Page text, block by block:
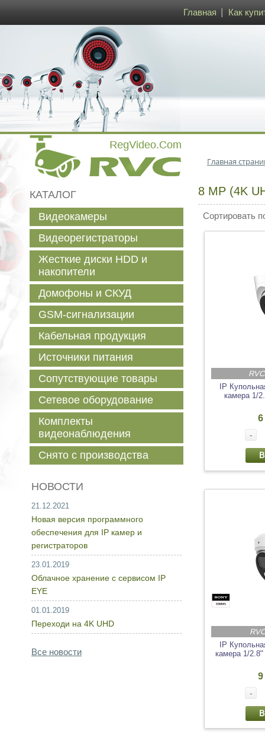
Главная Как
Главная
8 MP (4K
Сортировать
IP
камера 1/
6
-
IP
камера 1/
9
-
КАТАЛОГ
Видеокамеры
Видеорегистраторы
Жесткие диски HDD и
накопители
Домофоны и СКУД
GSM-сигнализации
Кабельная продукция
Источники питания
Сопутствующие товары
Сетевое оборудование
Комплекты
видеонаблюдения
Снято с производства
НОВОСТИ
21.12.2021
Новая версия программного
обеспечения для IP камер и
регистраторов
23.01.2019
Облачное хранение с сервисом IP
EYE
01.01.2019
Переходи на 4K UHD
Все новости